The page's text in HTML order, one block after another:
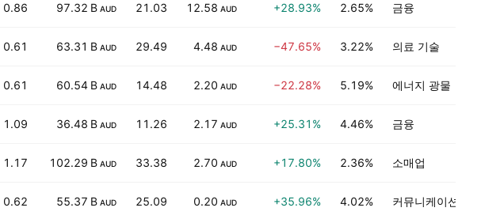
0.86 97.32 B AUD 21.03 12.58 AUD +28.93% 2.65% 금융
0.61 63.31 B AUD 29.49 4.48 AUD −47.65% 3.22% 의료 기술
0.61 60.54 B AUD 14.48 2.20 AUD −22.28% 5.19% 에너지 광물
1.09 36.48 B AUD 11.26 2.17 AUD +25.31% 4.46% 금융
1.17 102.29 B AUD 33.38 2.70 AUD +17.80% 2.36% 소매업
0.62 55.37 B AUD 25.09 0.20 AUD +35.96% 4.02% 커뮤니케이션